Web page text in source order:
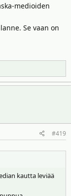
medioiden
Se vaan on
#419
kautta leviää